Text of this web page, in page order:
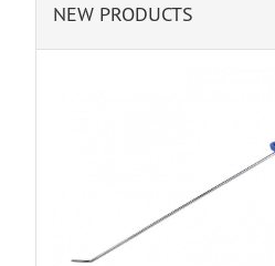
NEW PRODUCTS